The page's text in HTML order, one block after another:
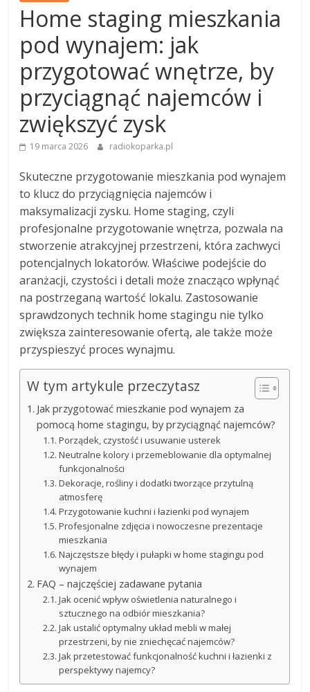
Home staging mieszkania
pod wynajem: jak
przygotować wnętrze, by
przyciągnąć najemców i
zwiększyć zysk
19 marca 2026 radiokoparka.pl
Skuteczne przygotowanie mieszkania pod wynajem
to klucz do przyciągnięcia najemców i
maksymalizacji zysku. Home staging, czyli
profesjonalne przygotowanie wnętrza, pozwala na
stworzenie atrakcyjnej przestrzeni, która zachwyci
potencjalnych lokatorów. Właściwe podejście do
aranżacji, czystości i detali może znacząco wpłynąć
na postrzeganą wartość lokalu. Zastosowanie
sprawdzonych technik home stagingu nie tylko
zwiększa zainteresowanie ofertą, ale także może
przyspieszyć proces wynajmu.
W tym artykule przeczytasz
Jak przygotować mieszkanie pod wynajem za
pomocą home stagingu, by przyciągnąć najemców?
Porządek, czystość i usuwanie usterek
Neutralne kolory i przemeblowanie dla optymalnej
funkcjonalności
Dekoracje, rośliny i dodatki tworzące przytulną
atmosferę
Przygotowanie kuchni i łazienki pod wynajem
Profesjonalne zdjęcia i nowoczesne prezentacje
mieszkania
Najczęstsze błędy i pułapki w home stagingu pod
wynajem
FAQ – najczęściej zadawane pytania
Jak ocenić wpływ oświetlenia naturalnego i
sztucznego na odbiór mieszkania?
Jak ustalić optymalny układ mebli w małej
przestrzeni, by nie zniechęcać najemców?
Jak przetestować funkcjonalność kuchni i łazienki z
perspektywy najemcy?